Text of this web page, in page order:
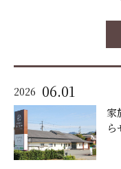
2026 06.01
家
ら